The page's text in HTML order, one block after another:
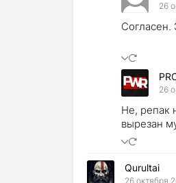
26
Согласен.
26
Не, репак
вырезан
Qurultai
26 октября